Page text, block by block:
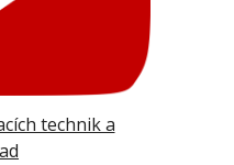
technik a